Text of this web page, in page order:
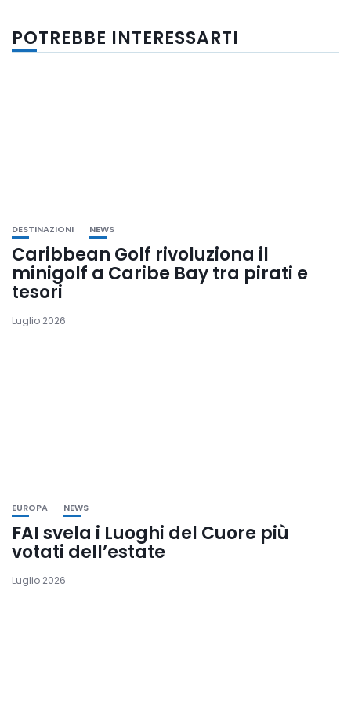
POTREBBE INTERESSARTI
DESTINAZIONI NEWS
Caribbean Golf rivoluziona il
minigolf a Caribe Bay tra pirati e
tesori
Luglio 2026
EUROPA NEWS
FAI svela i Luoghi del Cuore più
votati dell’estate
Luglio 2026